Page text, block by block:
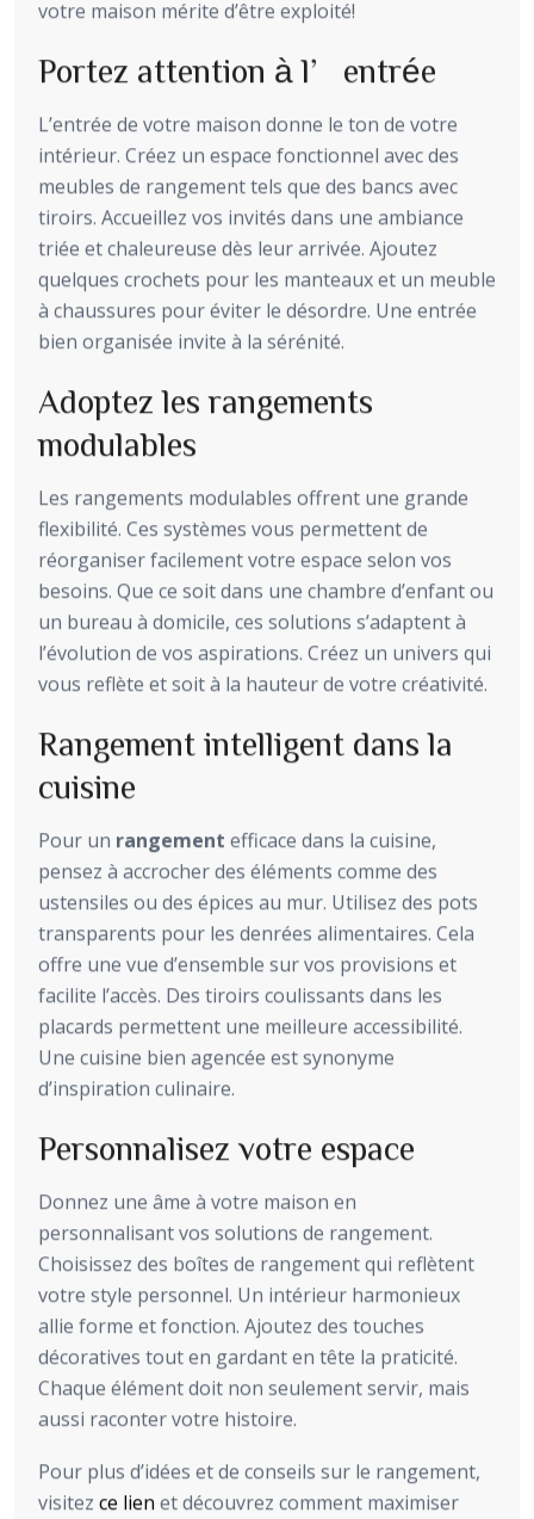
votre maison mérite d’être exploité!
Portez attention à l’entrée
L’entrée de votre maison donne le ton de votre
intérieur. Créez un espace fonctionnel avec des
meubles de rangement tels que des bancs avec
tiroirs. Accueillez vos invités dans une ambiance
triée et chaleureuse dès leur arrivée. Ajoutez
quelques crochets pour les manteaux et un meuble
à chaussures pour éviter le désordre. Une entrée
bien organisée invite à la sérénité.
Adoptez les rangements
modulables
Les rangements modulables offrent une grande
flexibilité. Ces systèmes vous permettent de
réorganiser facilement votre espace selon vos
besoins. Que ce soit dans une chambre d’enfant ou
un bureau à domicile, ces solutions s’adaptent à
l’évolution de vos aspirations. Créez un univers qui
vous reflète et soit à la hauteur de votre créativité.
Rangement intelligent dans la
cuisine
Pour un rangement efficace dans la cuisine,
pensez à accrocher des éléments comme des
ustensiles ou des épices au mur. Utilisez des pots
transparents pour les denrées alimentaires. Cela
offre une vue d’ensemble sur vos provisions et
facilite l’accès. Des tiroirs coulissants dans les
placards permettent une meilleure accessibilité.
Une cuisine bien agencée est synonyme
d’inspiration culinaire.
Personnalisez votre espace
Donnez une âme à votre maison en
personnalisant vos solutions de rangement.
Choisissez des boîtes de rangement qui reflètent
votre style personnel. Un intérieur harmonieux
allie forme et fonction. Ajoutez des touches
décoratives tout en gardant en tête la praticité.
Chaque élément doit non seulement servir, mais
aussi raconter votre histoire.
Pour plus d’idées et de conseils sur le rangement,
visitez ce lien et découvrez comment maximiser